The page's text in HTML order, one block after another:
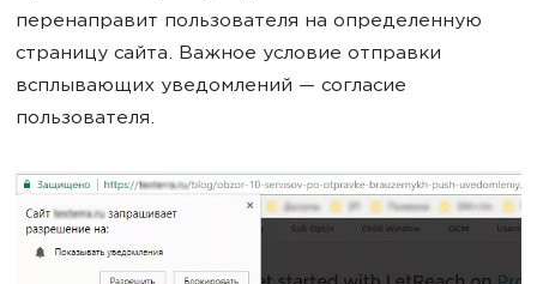
перенаправит пользователя на определенную
страницу сайта. Важное условие отправки
всплывающих уведомлений — согласие
пользователя.